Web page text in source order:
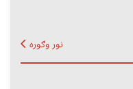
نور وګوره